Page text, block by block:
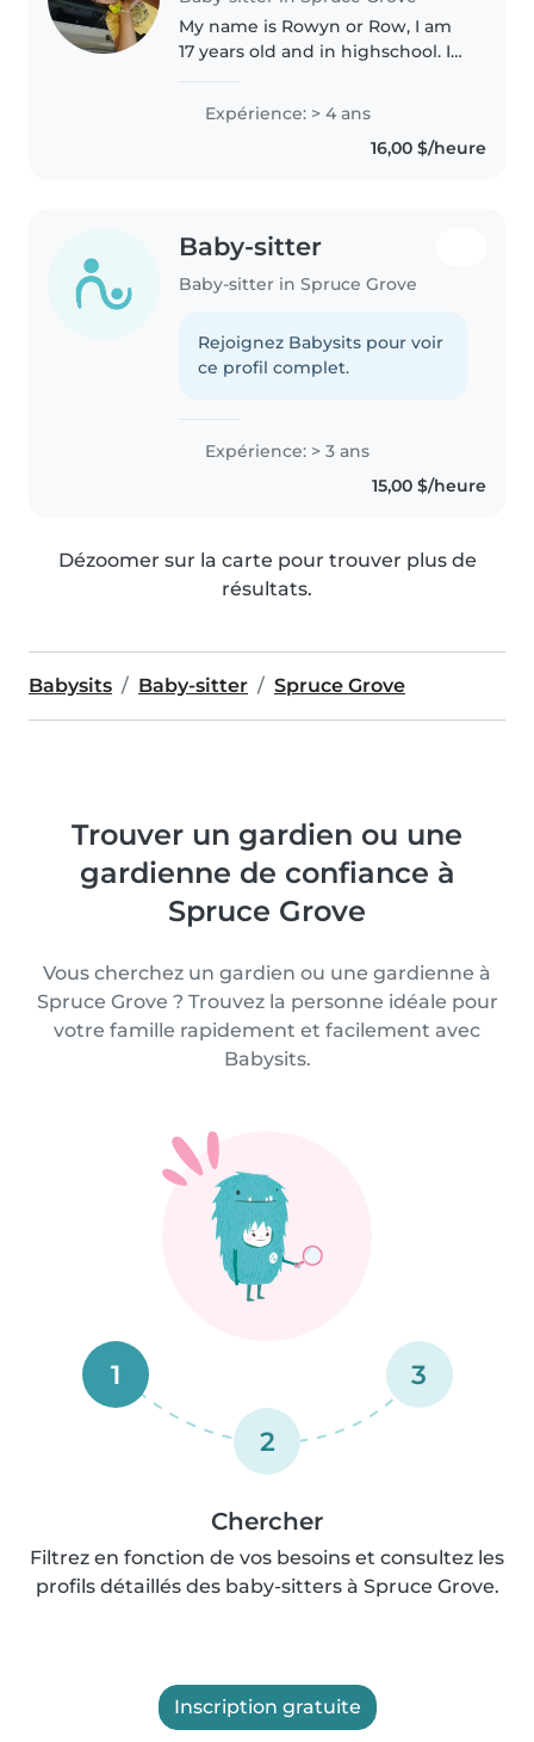
My name is Rowyn or Row, I am
17 years old and in highschool. I
after kids and it's a big part of
what I want to do in my future
job. I have been babysitting..
Expérience: > 4 ans
16,00 $/heure
Baby-sitter
Baby-sitter in Spruce Grove
Rejoignez Babysits pour voir
ce profil complet.
Expérience: > 3 ans
15,00 $/heure
Dézoomer sur la carte pour trouver plus de
résultats.
Babysits Baby-sitter Spruce Grove
Trouver un gardien ou une
gardienne de confiance à
Spruce Grove
Vous cherchez un gardien ou une gardienne à
Spruce Grove ? Trouvez la personne idéale pour
votre famille rapidement et facilement avec
Babysits.
1
2
3
Chercher
Filtrez en fonction de vos besoins et consultez les
profils détaillés des baby-sitters à Spruce Grove.
Inscription gratuite